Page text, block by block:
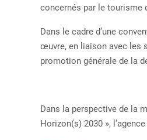
concernés par le tourisme
Dans le cadre d’une
œuvre, en liaison avec les
promotion générale de la
Dans la perspective de la
Horizon(s) 2030 »,